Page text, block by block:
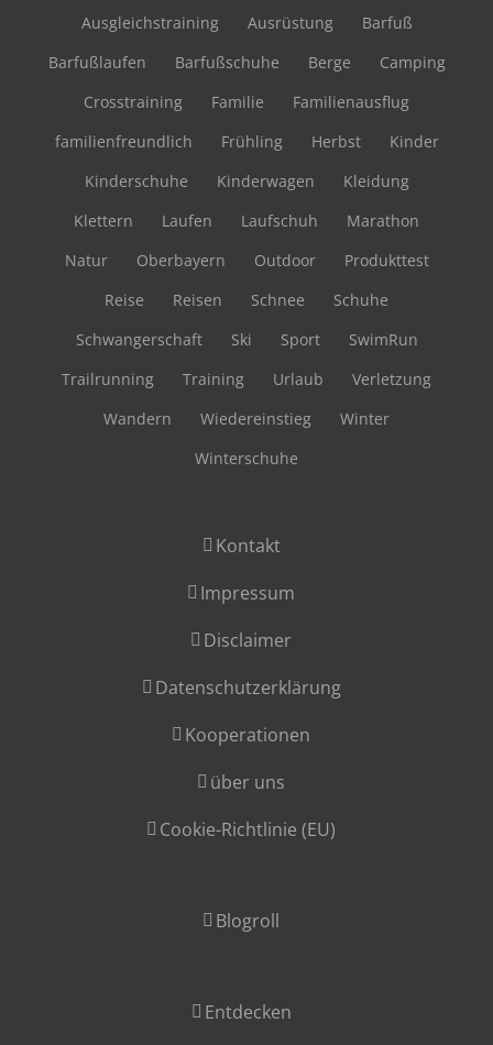
Ausgleichstraining
Ausrüstung
Barfuß
Barfußlaufen
Barfußschuhe Berge
Camping
Crosstraining
Familie
Familienausflug
familienfreundlich
Frühling Herbst
Kinder
Kinderschuhe
Kinderwagen
Kleidung
Klettern
Laufen Laufschuh
Marathon
Natur
Oberbayern Outdoor
Produkttest
Reise
Reisen Schnee
Schuhe
Schwangerschaft
Ski Sport
SwimRun
Trailrunning
Training Urlaub
Verletzung
Wandern
Wiedereinstieg
Winter
Winterschuhe
Kontakt
Impressum
Disclaimer
Datenschutzerklärung
Kooperationen
über uns
Cookie-Richtlinie (EU)
Blogroll
Entdecken